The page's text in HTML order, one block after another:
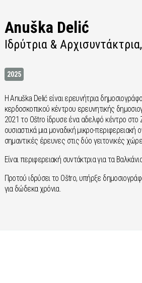
Anuška Delić
Ιδρύτρια &
2025
Η Anuška Delić είναι ερευνήτρια
κερδοσκοπικού κέντρου ερευνητικής
2021 το Oštro ίδρυσε ένα αδελφό κέντρο
ουσιαστικά μια μοναδική μικρο-
σημαντικές έρευνες στις δύο γειτονικές
Είναι περιφερειακή συντάκτρια για τα
Προτού ιδρύσει το Oštro, υπήρξε
για δώδεκα χρόνια.